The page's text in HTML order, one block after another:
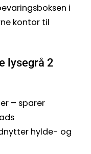
i
kontor til
lysegrå 2
– sparer
hylde- og